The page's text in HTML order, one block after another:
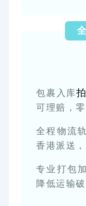
包裹入库
可理赔，
全程物流
香港派送
专业打包
降低运输破